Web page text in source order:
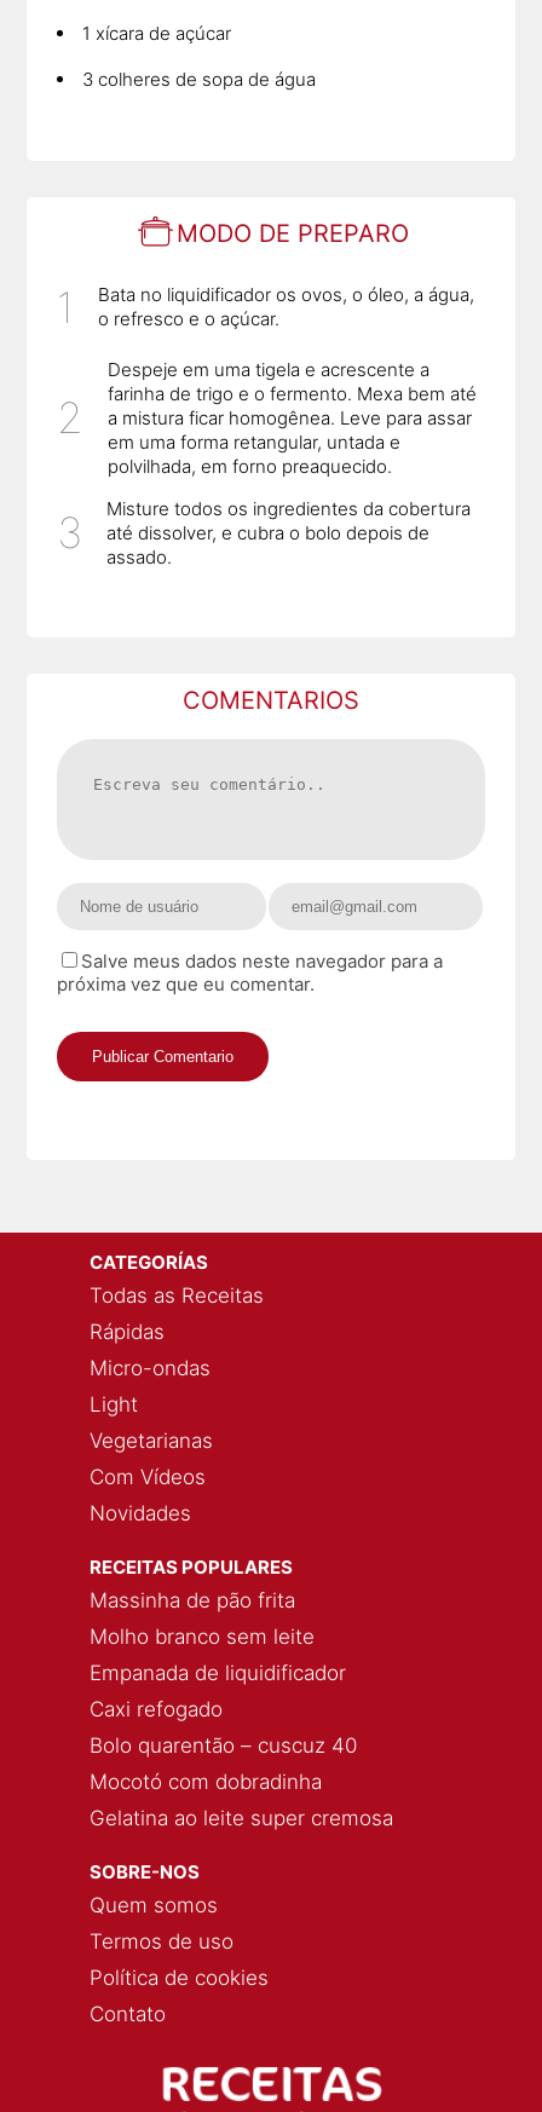
1 xícara de açúcar
3 colheres de sopa de água
MODO DE PREPARO
Bata no liquidificador os ovos, o óleo, a água,
o refresco e o açúcar.
Despeje em uma tigela e acrescente a
farinha de trigo e o fermento. Mexa bem até
a mistura ficar homogênea. Leve para assar
em uma forma retangular, untada e
polvilhada, em forno preaquecido.
Misture todos os ingredientes da cobertura
até dissolver, e cubra o bolo depois de
assado.
COMENTARIOS
Salve meus dados neste navegador para a
próxima vez que eu comentar.
CATEGORÍAS
Todas as Receitas
Rápidas
Micro-ondas
Light
Vegetarianas
Com Vídeos
Novidades
RECEITAS POPULARES
Massinha de pão frita
Molho branco sem leite
Empanada de liquidificador
Caxi refogado
Bolo quarentão – cuscuz 40
Mocotó com dobradinha
Gelatina ao leite super cremosa
SOBRE-NOS
Quem somos
Termos de uso
Política de cookies
Contato